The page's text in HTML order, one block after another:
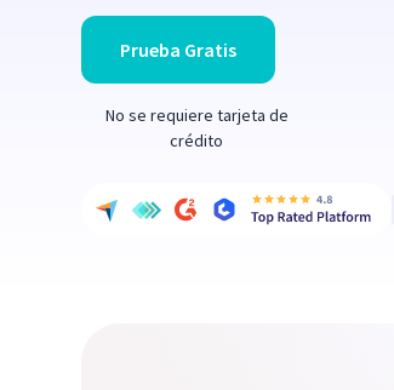
Prueba Gratis
No se requiere tarjeta de
crédito